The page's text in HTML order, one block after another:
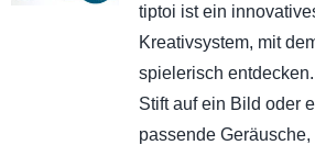
tiptoi ist ein
Kreativsystem, mit
spielerisch
Stift auf ein Bild oder
passende